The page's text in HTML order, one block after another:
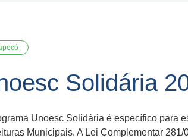
Solidária
Unoesc Solidária é específico para
Municipais. A Lei Complementar